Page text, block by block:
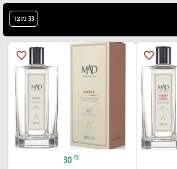
33 מוצר
favorite_border
favorite_border
30 ₪